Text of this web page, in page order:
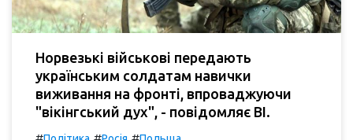
Норвезькі військові передають
українським солдатам навички
виживання на фронті, впроваджуючи
"вікінгський дух", - повідомляє BI.